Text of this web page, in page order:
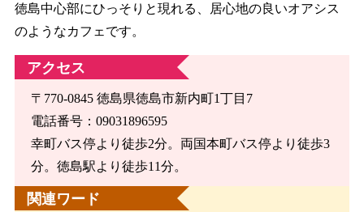
徳島中心部にひっそりと現れる、居心地の良いオアシス
のようなカフェです。
アクセス
〒770-0845 徳島県徳島市新内町1丁目7
電話番号：09031896595
幸町バス停より徒歩2分。両国本町バス停より徒歩3
分。徳島駅より徒歩11分。
関連ワード